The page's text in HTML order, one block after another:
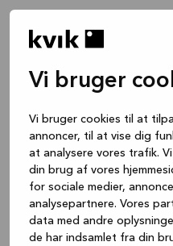
Vi bruger
Vi bruger cookies til at
annoncer, til at vise dig
at analysere vores trafik.
din brug af vores
for sociale medier,
analysepartnere. Vores
data med andre
de har indsamlet fra din